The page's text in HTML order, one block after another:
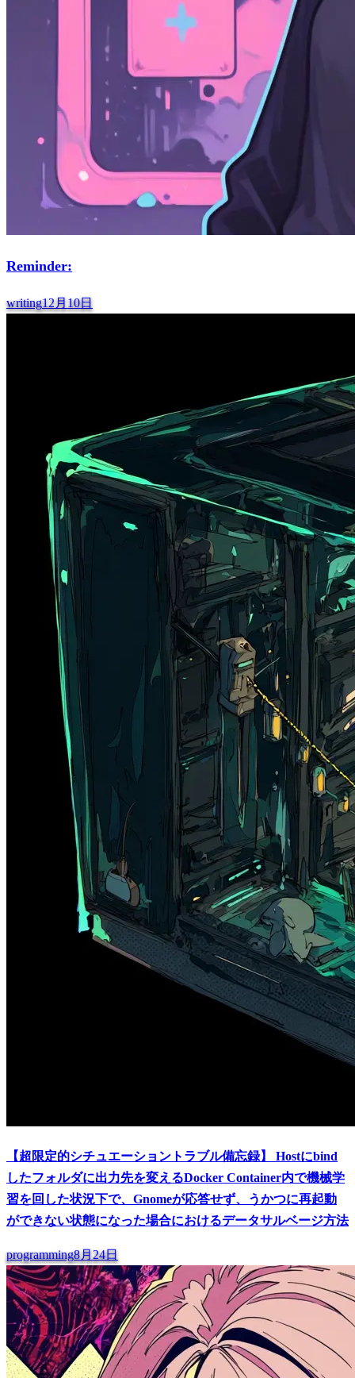
Reminder:
writing12月10日
【超限定的シチュエーショントラブル備忘録】 Hostにbind
したフォルダに出力先を変えるDocker Container内で機械学
習を回した状況下で、Gnomeが応答せず、うかつに再起動
ができない状態になった場合におけるデータサルベージ方法
programming8月24日